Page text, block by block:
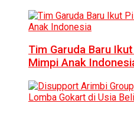
Tim Garuda Baru
Mimpi Anak